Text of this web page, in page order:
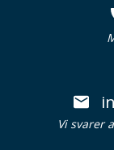
Vi svarer